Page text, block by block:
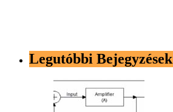
Legutóbbi Bejegyzések